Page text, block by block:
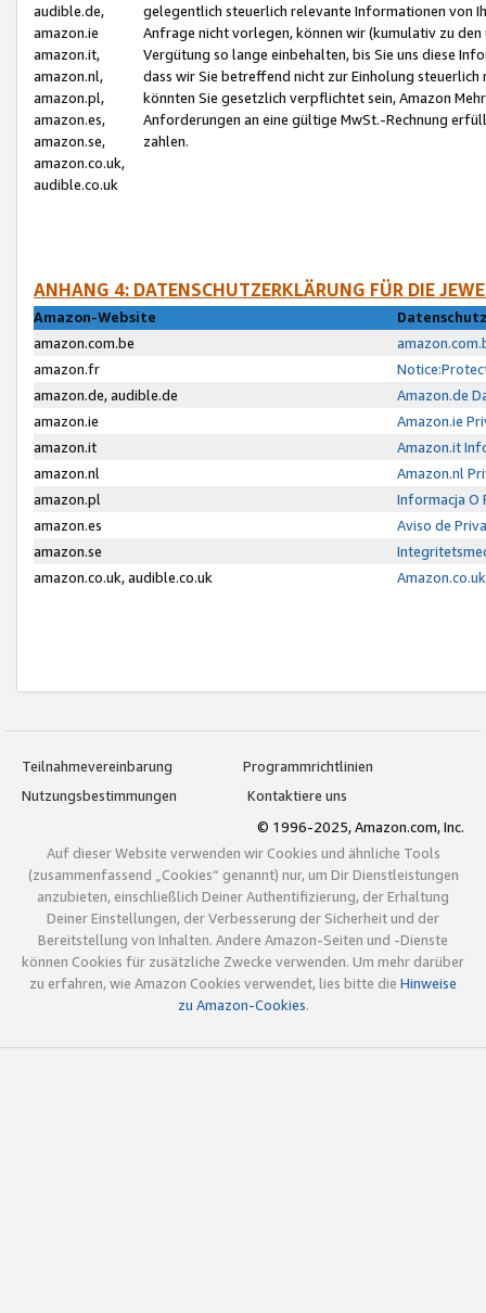
audible.de,
amazon.ie
amazon.it,
amazon.nl,
amazon.pl,
amazon.es,
amazon.se,
amazon.co.uk,
audible.co.uk
gelegentlich steuerlich relevante Informationen von
Anfrage nicht vorlegen, können wir (kumulativ zu
Vergütung so lange einbehalten, bis Sie uns diese
dass wir Sie betreffend nicht zur Einholung
könnten Sie gesetzlich verpflichtet sein, Amazon
Anforderungen an eine gültige MwSt.-Rechnung
zahlen.
ANHANG 4: DATENSCHUTZERKLÄRUNG FÜR DIE
Amazon-Website
amazon.com.be
amazon.fr
amazon.de, audible.de
Amazon.de
amazon.ie
Amazon.ie
amazon.it
Amazon.it
amazon.nl
Amazon.nl
amazon.pl
Informacja O
amazon.es
Aviso de
amazon.se
amazon.co.uk, audible.co.uk
Teilnahmevereinbarung
Programmrichtlinien
Nutzungsbestimmungen
Kontaktiere uns
© 1996-2025, Amazon.com, Inc.
Auf dieser Website verwenden wir Cookies und ähnliche Tools
(zusammenfassend „Cookies“ genannt) nur, um Dir Dienstleistungen
anzubieten, einschließlich Deiner Authentifizierung, der Erhaltung
Deiner Einstellungen, der Verbesserung der Sicherheit und der
Bereitstellung von Inhalten. Andere Amazon-Seiten und -Dienste
können Cookies für zusätzliche Zwecke verwenden. Um mehr darüber
zu erfahren, wie Amazon Cookies verwendet, lies bitte die Hinweise
zu Amazon-Cookies.